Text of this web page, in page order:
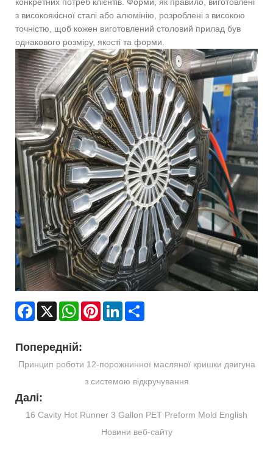
з високоякісної сталі або алюмінію, розроблені з високою
точністю, щоб кожен виготовлений столовий прилад був
однакового розміру, якості та форми.
Facebook
X WhatsAppPinterestLinkedIn
Попередній:
Принцип роботи 12-порожнинної масляної кришки двигуна
з системою відкручування
Далі:
16 Cavity Hot Runner 3 Gallon PET Preform Mold English
Новини веб-сайту